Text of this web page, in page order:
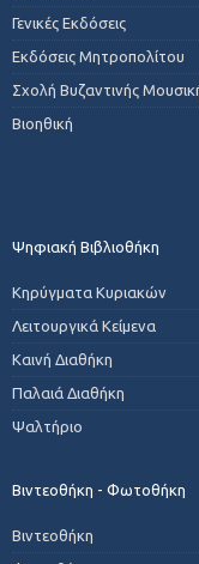
Γενικές Εκδόσεις
Εκδόσεις Μητροπολίτου
Σχολή Βυζαντινής
Βιοηθική
Ψηφιακή Βιβλιοθήκη
Κηρύγματα Κυριακών
Λειτουργικά Κείμενα
Καινή Διαθήκη
Παλαιά Διαθήκη
Ψαλτήριο
Βιντεοθήκη - Φωτοθήκη
Βιντεοθήκη